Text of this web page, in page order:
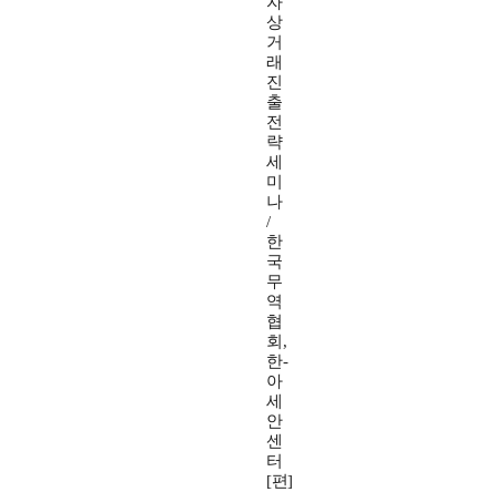
상
거
래
진
출
전
략
세
미
나
/
한
국
무
역
협
회,
한-
아
세
안
센
터
[편]